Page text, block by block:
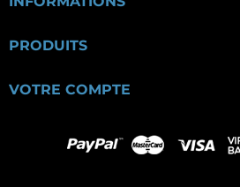
PRODUITS
VOTRE COMPTE